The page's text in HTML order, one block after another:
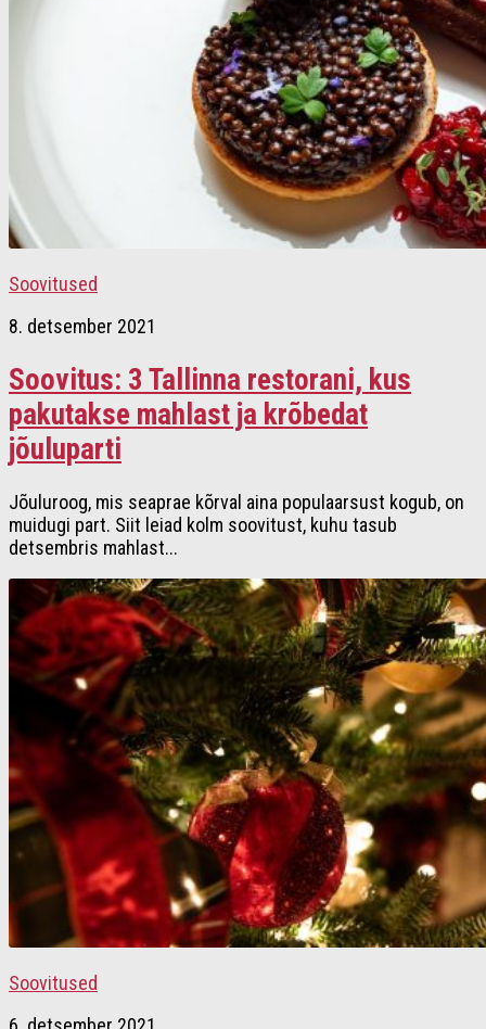
Soovitused
8. detsember 2021
Soovitus: 3 Tallinna restorani, kus
pakutakse mahlast ja krõbedat
jõuluparti
Jõuluroog, mis seaprae kõrval aina populaarsust kogub, on
muidugi part. Siit leiad kolm soovitust, kuhu tasub
detsembris mahlast...
Soovitused